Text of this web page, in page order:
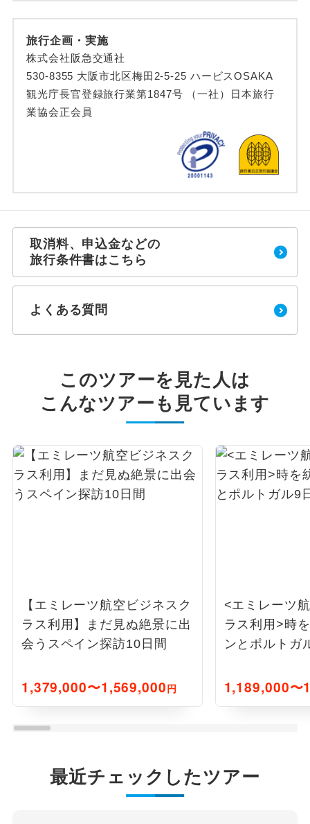
旅行企画・実施
株式会社阪急交通社
530-8355 大阪市北区梅田2-5-25 ハービスOSAKA
観光庁長官登録旅行業第1847号 （一社）日本旅行
業協会正会員
取消料、申込金などの
旅行条件書はこちら
よくある質問
このツアーを見た人は
こんなツアーも見ています
【エミレーツ航空ビジネスク
ラス利用】まだ見ぬ絶景に出
会うスペイン探訪10日間
1,379,000〜1,569,000円
<エミレーツ
ラス利用>時
ンとポルトガ
1,189,000〜
最近チェックしたツアー